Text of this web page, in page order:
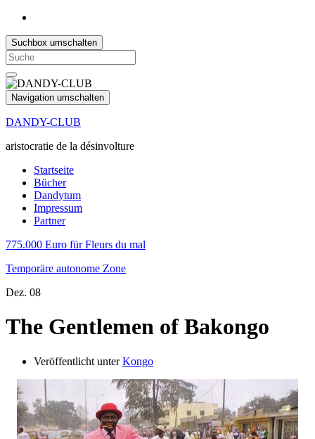
Suchbox umschalten
Search
for:
Navigation umschalten
DANDY-CLUB
aristocratie de la désinvolture
Startseite
Bücher
Dandytum
Impressum
Partner
775.000 Euro für Fleurs du mal
Temporäre autonome Zone
Dez. 08
The Gentlemen of Bakongo
Veröffentlicht unterKongo